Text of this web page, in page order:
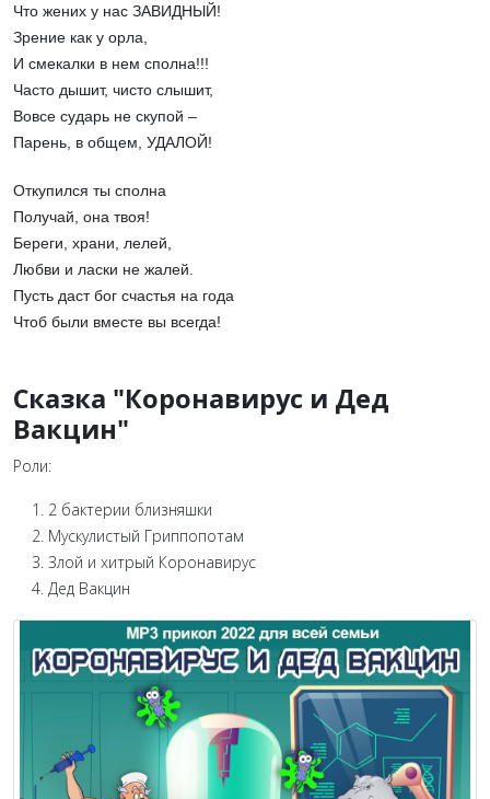
Что жених у нас ЗАВИДНЫЙ!
Зрение как у орла,
И смекалки в нем сполна!!!
Часто дышит, чисто слышит,
Вовсе сударь не скупой –
Парень, в общем, УДАЛОЙ!
Откупился ты сполна
Получай, она твоя!
Береги, храни, лелей,
Любви и ласки не жалей.
Пусть даст бог счастья на года
Чтоб были вместе вы всегда!
Сказка "Коронавирус и Дед
Вакцин"
Роли:
2 бактерии близняшки
Мускулистый Гриппопотам
Злой и хитрый Коронавирус
Дед Вакцин